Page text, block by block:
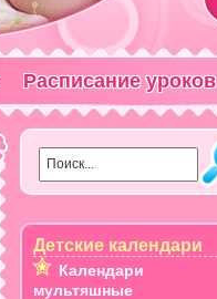
Расписание уроков
Детские календари
Календари
мультяшные